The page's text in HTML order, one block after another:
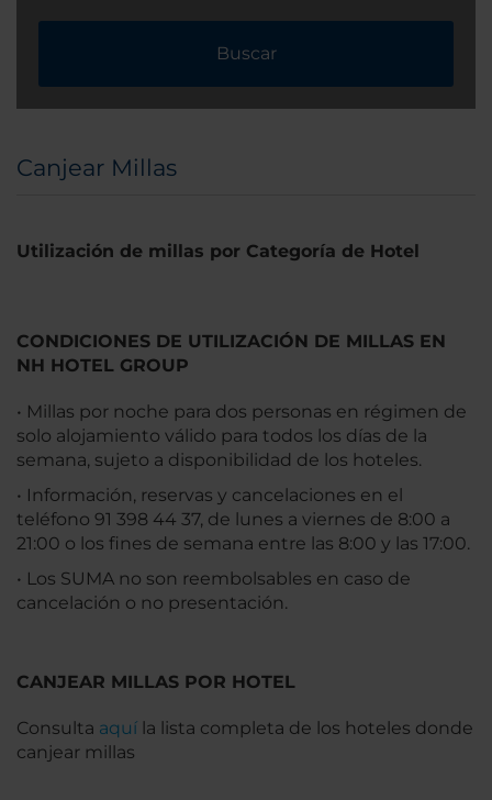
Buscar
Canjear Millas
Utilización de millas por Categoría de Hotel
CONDICIONES DE UTILIZACIÓN DE MILLAS EN
NH HOTEL GROUP
• Millas por noche para dos personas en régimen de
solo alojamiento válido para todos los días de la
semana, sujeto a disponibilidad de los hoteles.
• Información, reservas y cancelaciones en el
teléfono 91 398 44 37, de lunes a viernes de 8:00 a
21:00 o los fines de semana entre las 8:00 y las 17:00.
• Los SUMA no son reembolsables en caso de
cancelación o no presentación.
CANJEAR MILLAS POR HOTEL
Consulta aquí la lista completa de los hoteles donde
canjear millas